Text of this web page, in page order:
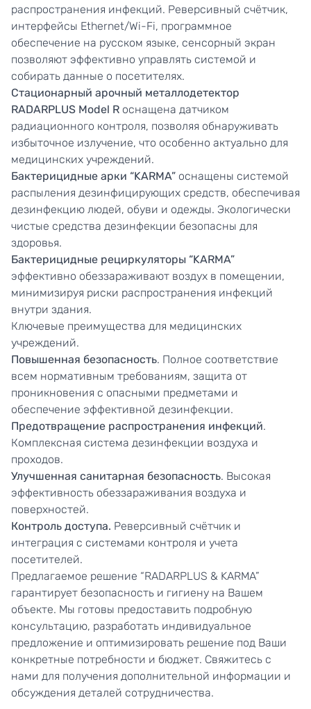
распространения инфекций. Реверсивный счётчик,
интерфейсы Ethernet/Wi-Fi, программное
обеспечение на русском языке, сенсорный экран
позволяют эффективно управлять системой и
собирать данные о посетителях.
Стационарный арочный металлодетектор
RADARPLUS Model R оснащена датчиком
радиационного контроля, позволяя обнаруживать
избыточное излучение, что особенно актуально для
медицинских учреждений.
Бактерицидные арки “KARMA” оснащены системой
распыления дезинфицирующих средств, обеспечивая
дезинфекцию людей, обуви и одежды. Экологически
чистые средства дезинфекции безопасны для
здоровья.
Бактерицидные рециркуляторы “KARMA”
эффективно обеззараживают воздух в помещении,
минимизируя риски распространения инфекций
внутри здания.
Ключевые преимущества для медицинских
учреждений.
Повышенная безопасность. Полное соответствие
всем нормативным требованиям, защита от
проникновения с опасными предметами и
обеспечение эффективной дезинфекции.
Предотвращение распространения инфекций.
Комплексная система дезинфекции воздуха и
проходов.
Улучшенная санитарная безопасность. Высокая
эффективность обеззараживания воздуха и
поверхностей.
Контроль доступа. Реверсивный счётчик и
интеграция с системами контроля и учета
посетителей.
Предлагаемое решение “RADARPLUS & KARMA”
гарантирует безопасность и гигиену на Вашем
объекте. Мы готовы предоставить подробную
консультацию, разработать индивидуальное
предложение и оптимизировать решение под Ваши
конкретные потребности и бюджет. Свяжитесь с
нами для получения дополнительной информации и
обсуждения деталей сотрудничества.